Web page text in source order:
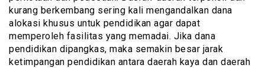
kurang berkembang sering kali mengandalkan dana
alokasi khusus untuk pendidikan agar dapat
memperoleh fasilitas yang memadai. Jika dana
pendidikan dipangkas, maka semakin besar jarak
ketimpangan pendidikan antara daerah kaya dan daerah